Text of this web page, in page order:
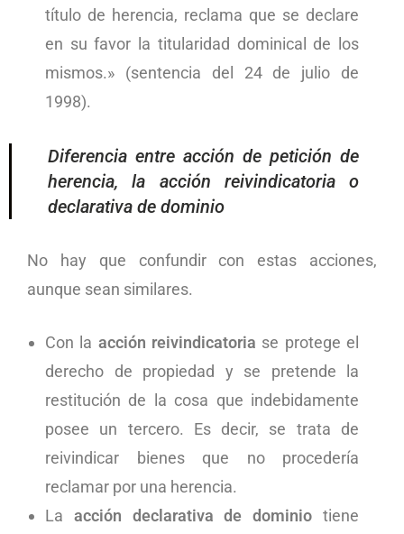
título de herencia, reclama que se declare
en su favor la titularidad dominical de los
mismos.» (sentencia del 24 de julio de
1998).
Diferencia entre acción de petición de
herencia, la acción reivindicatoria o
declarativa de dominio
No hay que confundir con estas acciones,
aunque sean similares.
Con la acción reivindicatoria se protege el
derecho de propiedad y se pretende la
restitución de la cosa que indebidamente
posee un tercero. Es decir, se trata de
reivindicar bienes que no procedería
reclamar por una herencia.
La acción declarativa de dominiotiene